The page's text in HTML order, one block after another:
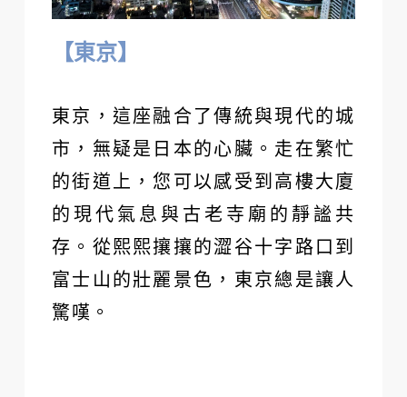
【東京】
東京，這座融合了傳統與現代的城
市，無疑是日本的心臟。走在繁忙
的街道上，您可以感受到高樓大廈
的現代氣息與古老寺廟的靜謐共
存。從熙熙攘攘的澀谷十字路口到
富士山的壯麗景色，東京總是讓人
驚嘆。